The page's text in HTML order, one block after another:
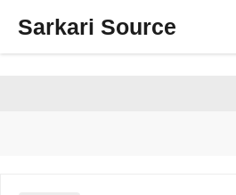
Sarkari Source